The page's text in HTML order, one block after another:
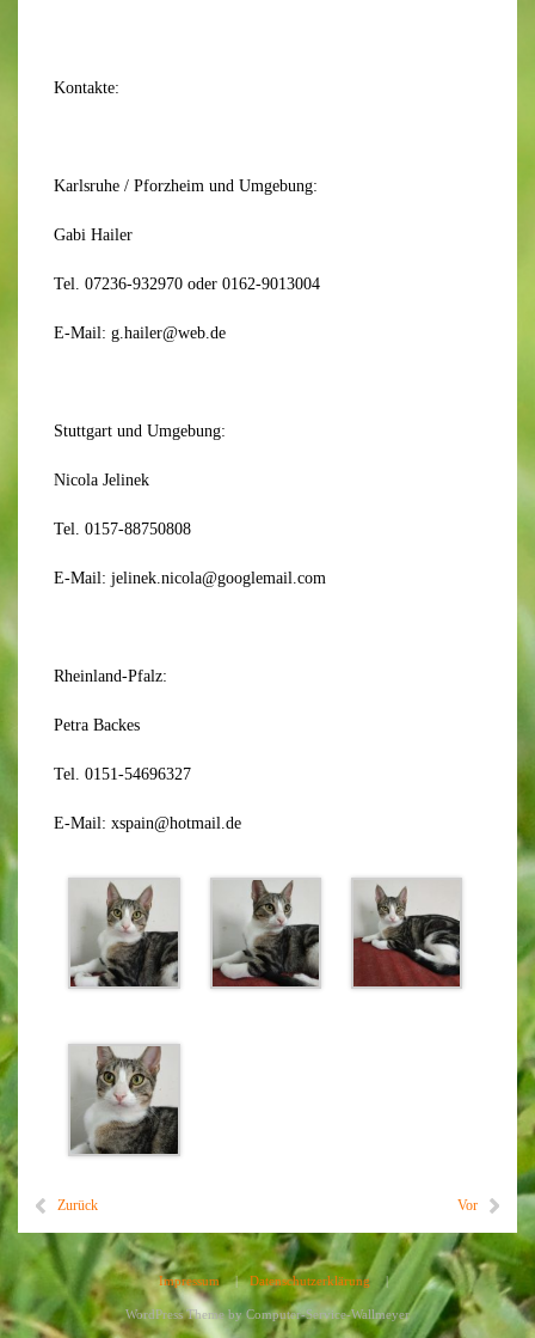
Kontakte:
Karlsruhe / Pforzheim und Umgebung:
Gabi Hailer
Tel. 07236-932970 oder 0162-9013004
E-Mail: g.hailer@web.de
Stuttgart und Umgebung:
Nicola Jelinek
Tel. 0157-88750808
E-Mail: jelinek.nicola@googlemail.com
Rheinland-Pfalz:
Petra Backes
Tel. 0151-54696327
E-Mail: xspain@hotmail.de
Zurück Vor
Impressum | Datenschutzerklärung |
WordPress Theme byComputer-Service-Wallmeyer